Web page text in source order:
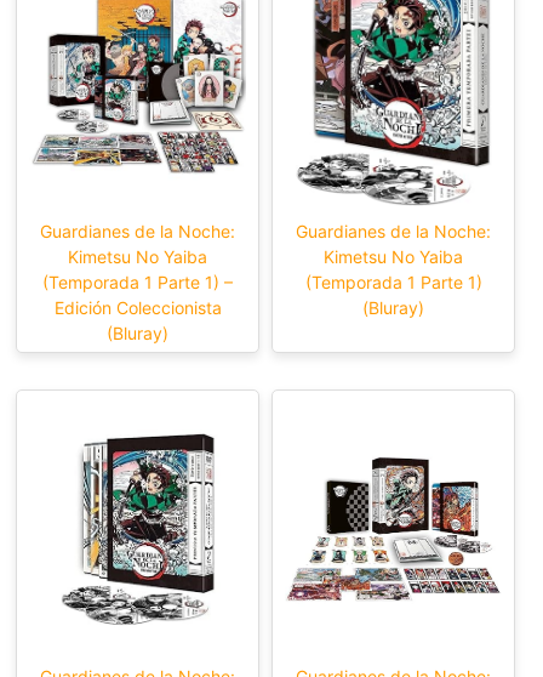
Guardianes de la Noche:
Kimetsu No Yaiba
(Temporada 1 Parte 1) –
Edición Coleccionista
(Bluray)
Guardianes de la Noche:
Kimetsu No Yaiba
(Temporada 1 Parte 1)
(Bluray)